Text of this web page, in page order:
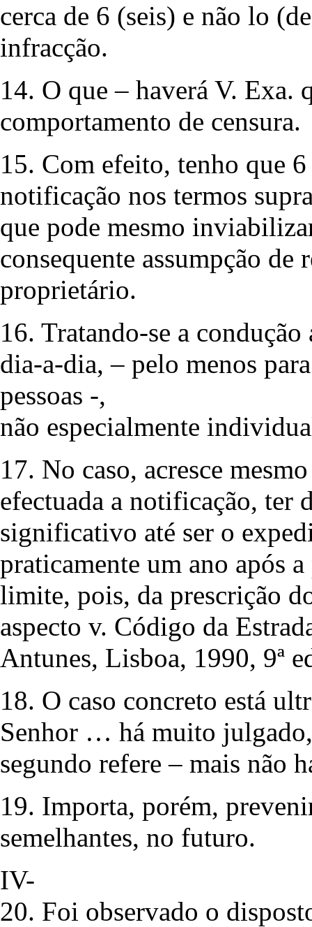
cerca de 6 (seis) e não lo
infracção.
14. O que – haverá V. Exa.
comportamento de censura.
15. Com efeito, tenho que 6
notificação nos termos
que pode mesmo
consequente assumpção
proprietário.
16. Tratando-se a
dia-a-dia, – pelo menos
pessoas -,
não especialmente
17. No caso, acresce
efectuada a notificação, ter
significativo até ser o
praticamente um ano após
limite, pois, da prescrição
aspecto v. Código da
Antunes, Lisboa, 1990, 9ª
18. O caso concreto está
Senhor … há muito
segundo refere – mais não
19. Importa, porém,
semelhantes, no futuro.
IV-
20. Foi observado o